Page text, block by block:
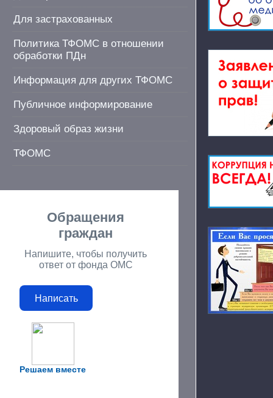
Для застрахованных
Политика ТФОМС в отношении
обработки ПДн
Информация для других ТФОМС
Публичное информирование
Здоровый образ жизни
ТФОМС
Решаем вместе
Обращения
граждан
Напишите, чтобы получить
ответ от фонда ОМС
Написать